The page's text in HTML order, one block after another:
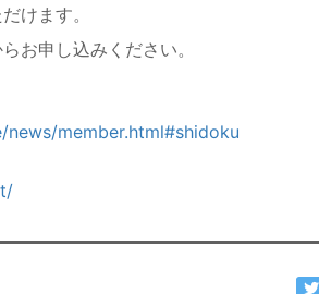
けます。
お申し込みください。
member.html#shidoku